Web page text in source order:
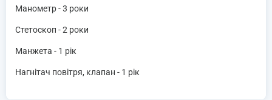
Манометр - 3 роки
Стетоскоп - 2 роки
Манжета - 1 рік
Нагнітач повітря, клапан - 1 рік